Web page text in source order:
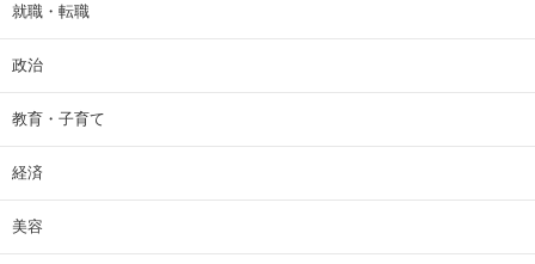
就職・転職
政治
教育・子育て
経済
美容